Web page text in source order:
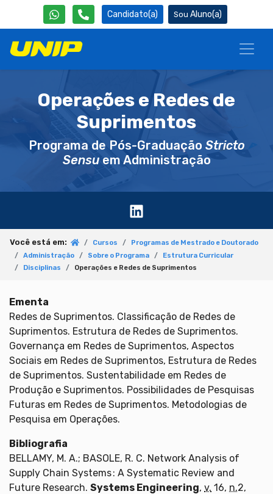
Candidato(a) Aluno(a)
Operações e Redes de
Suprimentos
Programa de Pós-Graduação Stricto
Sensuem Administração
Você está em: Cursos
Programas de Mestrado e Doutorado
Administração
Sobre o Programa
Estrutura Curricular
Disciplinas
Operações e Redes de Suprimentos
Ementa
Redes de Suprimentos. Classificação de Redes de
Suprimentos. Estrutura de Redes de Suprimentos.
Governança em Redes de Suprimentos, Aspectos
Sociais em Redes de Suprimentos, Estrutura de Redes
de Suprimentos. Sustentabilidade em Redes de
Produção e Suprimentos. Possibilidades de Pesquisas
Futuras em Redes de Suprimentos. Metodologias de
Pesquisa em Operações.
Bibliografia
BELLAMY, M. A.; BASOLE, R. C. Network Analysis of
Supply Chain Systems : A Systematic Review and
Future Research. Systems Engineering, v. 16, n.2,